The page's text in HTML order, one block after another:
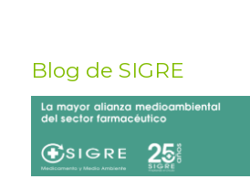
Blog de SIGRE